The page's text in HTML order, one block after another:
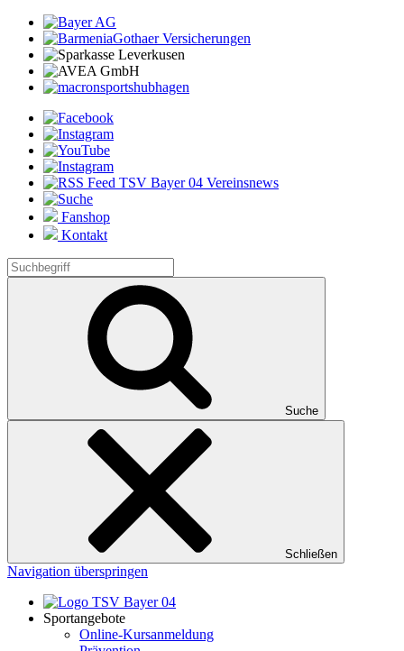
Fanshop
Kontakt
Suche
Schließen
Navigation überspringen
Sportangebote
Online-Kursanmeldung